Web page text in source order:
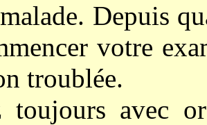
Depuis
votre
troublée.
toujours avec